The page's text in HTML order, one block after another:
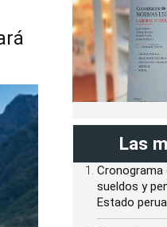
Las
Cronograma
sueldos y
Estado